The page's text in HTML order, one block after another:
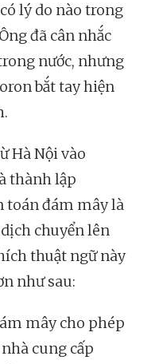
lý do nào trong
đã cân nhắc
nước, nhưng
bắt tay hiện
Hà Nội vào
thành lập
toán đám mây là
chuyển lên
thuật ngữ này
như sau:
mây cho phép
cung cấp